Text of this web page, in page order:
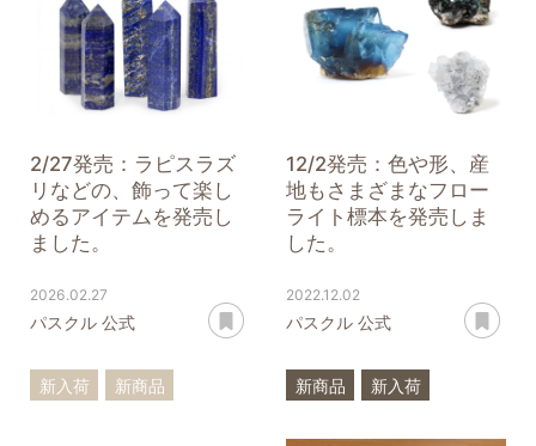
2/27発売：ラピスラズ
リなどの、飾って楽し
めるアイテムを発売し
ました。
2026.02.27
パスクル 公式
あとで読む
新入荷
新商品
12/2発売：色や形、産
地もさまざまなフロー
ライト標本を発売しま
した。
2022.12.02
パスクル 公式
新商品
新入荷